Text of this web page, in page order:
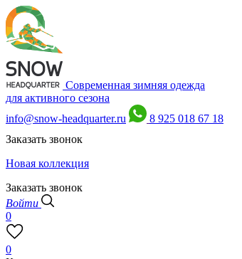
Современная зимняя одежда
для активного сезона
info@snow-headquarter.ru
8 925 018 67 18
Заказать звонок
Новая коллекция
Заказать звонок
Войти
0
0